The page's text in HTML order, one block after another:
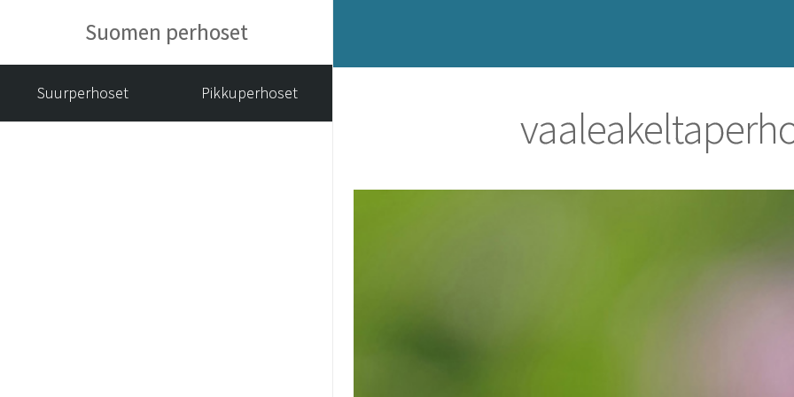
Suomen perhoset
Suurperhoset Pikkuperhoset